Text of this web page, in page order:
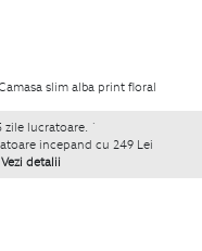
slim alba print floral
zile lucratoare. `
incepand cu 249 Lei
Vezi detalii